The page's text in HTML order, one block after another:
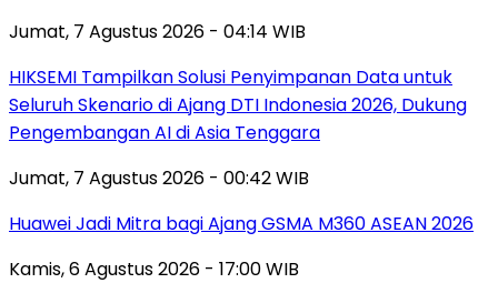
Jumat, 7 Agustus 2026 - 04:14 WIB
HIKSEMI Tampilkan Solusi Penyimpanan Data untuk
Seluruh Skenario di Ajang DTI Indonesia 2026, Dukung
Pengembangan AI di Asia Tenggara
Jumat, 7 Agustus 2026 - 00:42 WIB
Huawei Jadi Mitra bagi Ajang GSMA M360 ASEAN 2026
Kamis, 6 Agustus 2026 - 17:00 WIB